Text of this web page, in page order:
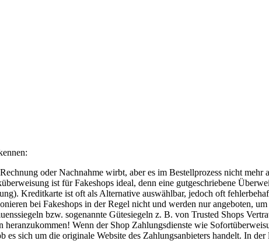
oder Nachnahme wirbt, aber es im Bestellprozess nicht mehr
ist für Fakeshops ideal, denn eine gutgeschriebene
Kreditkarte ist oft als Alternative auswählbar, jedoch oft
bei Fakeshops in der Regel nicht und werden nur angeboten,
bzw. sogenannte Gütesiegeln z. B. von Trusted Shops
heranzukommen! Wenn der Shop Zahlungsdienste wie
sich um die originale Website des Zahlungsanbieters handelt. In